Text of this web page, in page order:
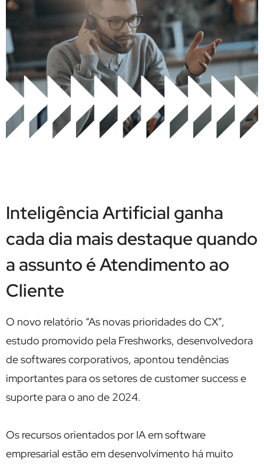
Inteligência Artificial ganha
cada dia mais destaque quando
a assunto é Atendimento ao
Cliente
O novo relatório “As novas prioridades do CX”,
estudo promovido pela Freshworks, desenvolvedora
de softwares corporativos, apontou tendências
importantes para os setores de customer success e
suporte para o ano de 2024.
Os recursos orientados por IA em software
empresarial estão em desenvolvimento há muito